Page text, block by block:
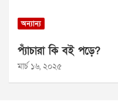
অন্যান্য
প্যাঁচারা কি বই পড়ে?
মার্চ ১৬, ২০২৫